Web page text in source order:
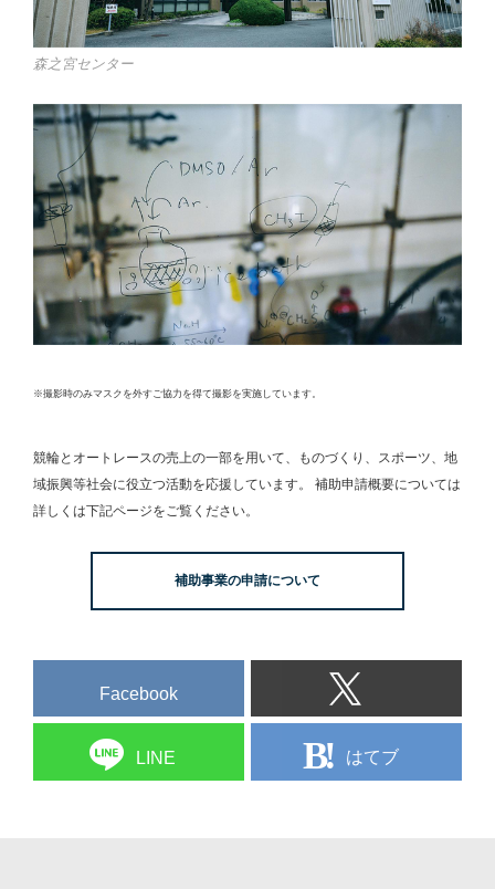
森之宮センター
※撮影時のみマスクを外すご協力を得て撮影を実施しています。
競輪とオートレースの売上の一部を用いて、
ものづくり、スポーツ、地
域振興等社会に役立つ活動を応援しています。
補助申請概要については
詳しくは下記ページをご覧ください。
補助事業の申請について
Facebook
LINE はてブ